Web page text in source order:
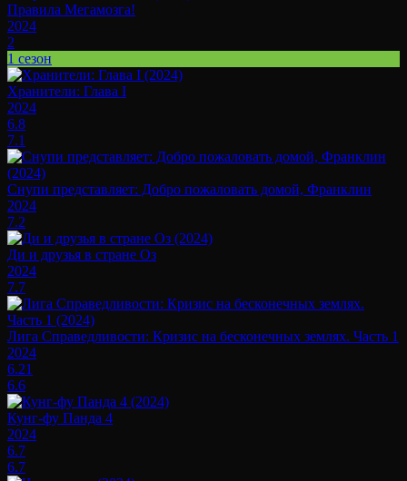
Правила Мегамозга!
2024
2
1 сезон
Хранители: Глава I
2024
6.8
7.1
Снупи представляет: Добро пожаловать домой, Франклин
2024
7.2
Ди и друзья в стране Оз
2024
7.7
Лига Справедливости: Кризис на бесконечных землях. Часть 1
2024
6.21
6.6
Кунг-фу Панда 4
2024
6.7
6.7